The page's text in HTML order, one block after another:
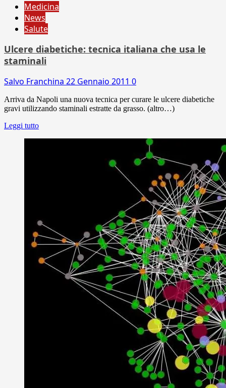
Medicina
News
Salute
Ulcere diabetiche: tecnica italiana che usa le
staminali
Salvo Franchina 22 Gennaio 2011 0
Arriva da Napoli una nuova tecnica per curare le ulcere diabetiche
gravi utilizzando staminali estratte da grasso. (altro…)
Leggi tutto